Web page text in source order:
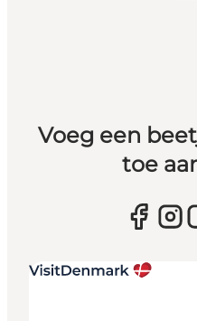
Voeg een
toe